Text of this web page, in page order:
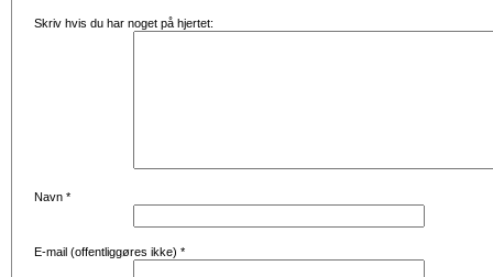
Skriv hvis du har noget på hjertet:
Navn *
E-mail (offentliggøres ikke) *